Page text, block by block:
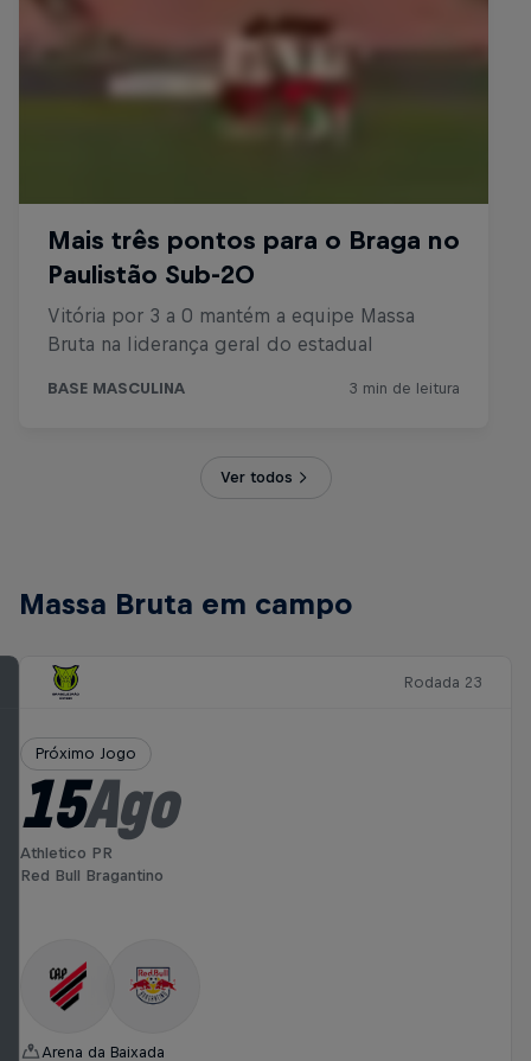
Ver todos
Massa Bruta em campo
Rodada 23
Próximo Jogo
15Ago
Athletico PR
Red Bull Bragantino
Arena da Baixada